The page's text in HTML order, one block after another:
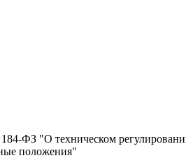
ФЗ "О техническом
положения"